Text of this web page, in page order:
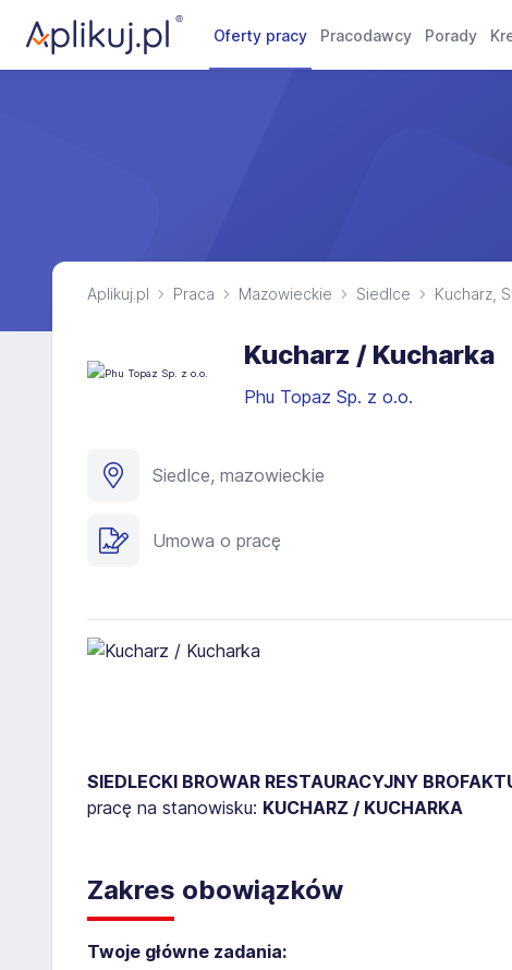
Oferty pracy Pracodawcy Porady
Aplikuj.pl Praca Mazowieckie Siedlce Kucharz,
Kucharz / Kucharka
Phu Topaz Sp. z o.o.
Siedlce, mazowieckie
Umowa o pracę
SIEDLECKI BROWAR RESTAURACYJNY
pracę na stanowisku: KUCHARZ / KUCHARKA
Zakres obowiązków
Twoje główne zadania: